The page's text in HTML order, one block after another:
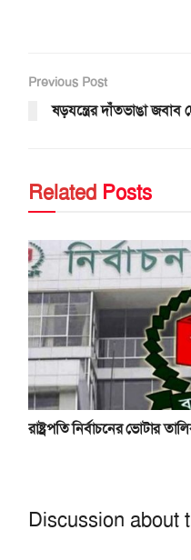
Previous Post
ষড়যন্ত্রের দাঁতভাঙা
RelatedPosts
রাষ্ট্রপতি নির্বাচনের ভোটার
Discussion about